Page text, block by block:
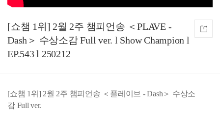
[쇼챔 1위] 2월 2주 챔피언송 ＜PLAVE -
Dash＞ 수상소감 Full ver. l Show Champion l
EP.543 l 250212
[쇼챔 1위] 2월 2주 챔피언송 ＜플레이브 - Dash＞ 수상소
감 Full ver.